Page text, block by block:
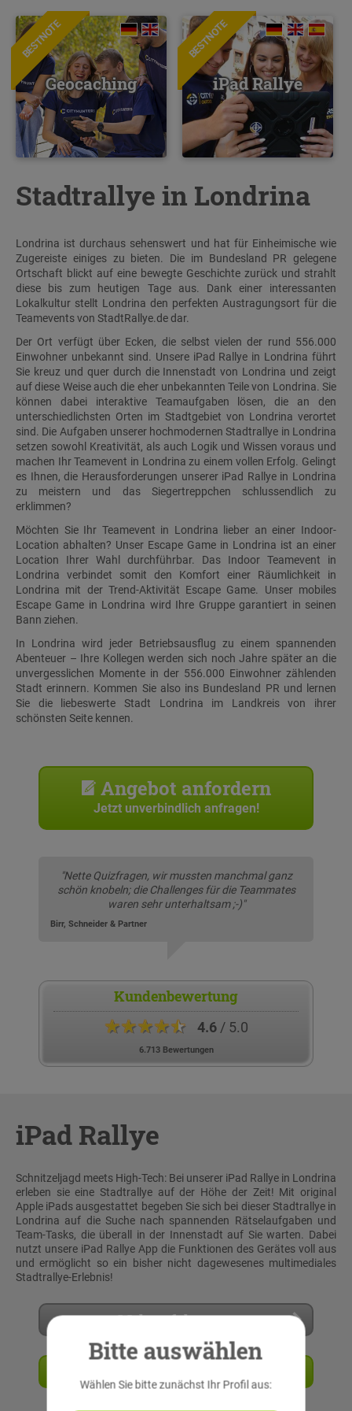
BESTNOTE
Geocaching
BESTNOTE
iPad Rallye
Stadtrallye in Londrina
Londrina ist durchaus sehenswert und hat für Einheimische wie
Zugereiste einiges zu bieten. Die im Bundesland PR gelegene
Ortschaft blickt auf eine bewegte Geschichte zurück und strahlt
diese bis zum heutigen Tage aus. Dank einer interessanten
Lokalkultur stellt Londrina den perfekten Austragungsort für die
Teamevents von StadtRallye.de dar.
Der Ort verfügt über Ecken, die selbst vielen der rund 556.000
Einwohner unbekannt sind. Unsere iPad Rallye in Londrina führt
Sie kreuz und quer durch die Innenstadt von Londrina und zeigt
auf diese Weise auch die eher unbekannten Teile von Londrina. Sie
können dabei interaktive Teamaufgaben lösen, die an den
unterschiedlichsten Orten im Stadtgebiet von Londrina verortet
sind. Die Aufgaben unserer hochmodernen Stadtrallye in Londrina
setzen sowohl Kreativität, als auch Logik und Wissen voraus und
machen Ihr Teamevent in Londrina zu einem vollen Erfolg. Gelingt
es Ihnen, die Herausforderungen unserer iPad Rallye in Londrina
zu meistern und das Siegertreppchen schlussendlich zu
erklimmen?
Möchten Sie Ihr Teamevent in Londrina lieber an einer Indoor-
Location abhalten? Unser Escape Game in Londrina ist an einer
Location Ihrer Wahl durchführbar. Das Indoor Teamevent in
Londrina verbindet somit den Komfort einer Räumlichkeit in
Londrina mit der Trend-Aktivität Escape Game. Unser mobiles
Escape Game in Londrina wird Ihre Gruppe garantiert in seinen
Bann ziehen.
In Londrina wird jeder Betriebsausflug zu einem spannenden
Abenteuer – Ihre Kollegen werden sich noch Jahre später an die
unvergesslichen Momente in der 556.000 Einwohner zählenden
Stadt erinnern. Kommen Sie also ins Bundesland PR und lernen
Sie die liebeswerte Stadt Londrina im Landkreis von ihrer
schönsten Seite kennen.
Angebot anfordern
Jetzt unverbindlich anfragen!
"Nette Quizfragen, wir mussten manchmal ganz
schön knobeln; die Challenges für die Teammates
waren sehr unterhaltsam ;-)"
Birr, Schneider & Partner
Kundenbewertung
★★★★★ 4.6/ 5.0
6.713 Bewertungen
iPad Rallye
Schnitzeljagd meets High-Tech: Bei unserer iPad Rallye in Londrina
erleben sie eine Stadtrallye auf der Höhe der Zeit! Mit original
Apple iPads ausgestattet begeben Sie sich bei dieser Stadtrallye in
Londrina auf die Suche nach spannenden Rätselaufgaben und
Team-Tasks, die überall in der Innenstadt auf Sie warten. Dabei
nutzt unsere iPad Rallye App die Funktionen des Gerätes voll aus
und ermöglicht so ein bisher nicht dagewesenes multimediales
Stadtrallye-Erlebnis!
Mehr erfahren
Bitte auswählen
Wählen Sie bitte zunächst Ihr Profil aus: